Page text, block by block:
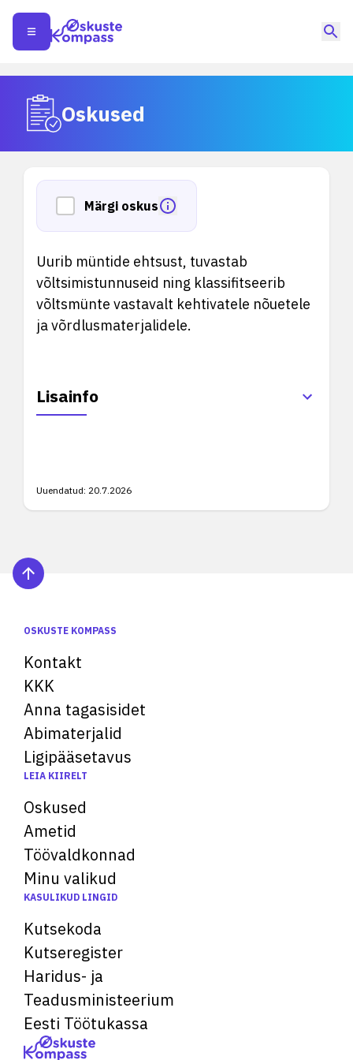
Oskused
Märgi oskus
Uurib müntide ehtsust, tuvastab
võltsimistunnuseid ning klassifitseerib
võltsmünte vastavalt kehtivatele nõuetele
ja võrdlusmaterjalidele.
Lisainfo
Uuendatud: 20.7.2026
OSKUSTE KOMPASS
Kontakt
KKK
Anna tagasisidet
Abimaterjalid
Ligipääsetavus
LEIA KIIRELT
Oskused
Ametid
Töövaldkonnad
Minu valikud
KASULIKUD LINGID
Kutsekoda
Kutseregister
Haridus- ja
Teadusministeerium
Eesti Töötukassa